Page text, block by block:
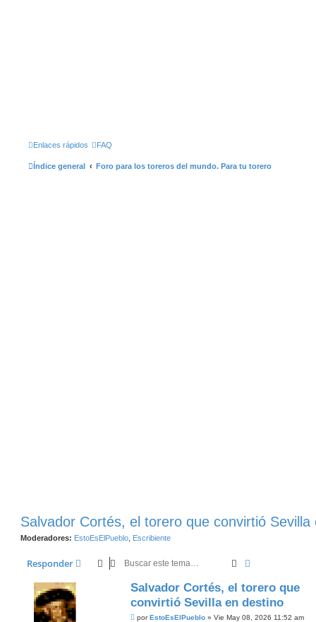
Enlaces rápidos FAQ
Índice general Foro para los toreros del mundo. Para tu torero
Salvador Cortés, el torero que convirtió Sevilla
Moderadores: EstoEsElPueblo Escribiente
Responder Buscar
Salvador Cortés, el torero que
convirtió Sevilla en destino
MporEstoEsElPueblo» Vie May 08, 2026 11:52 am